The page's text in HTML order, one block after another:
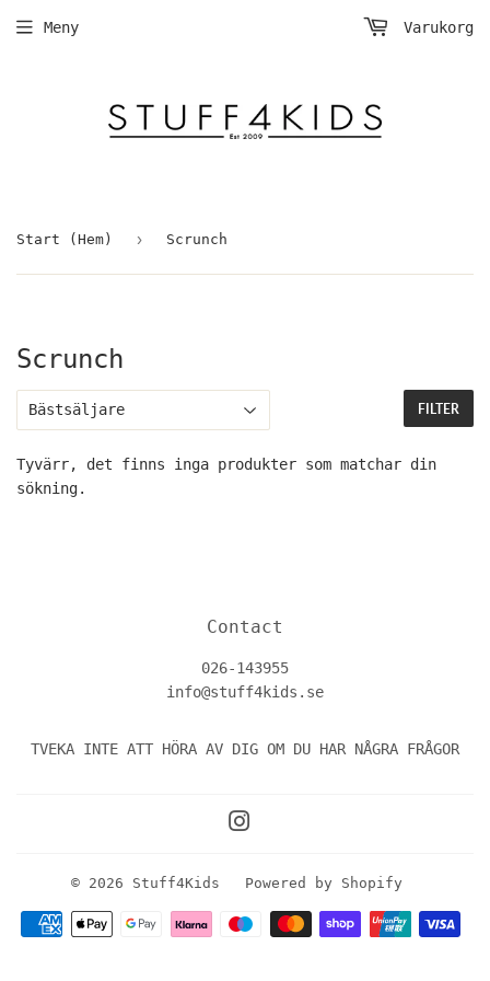
Meny Varukorg
Start (Hem) › Scrunch
Scrunch
FILTER
Tyvärr, det finns inga produkter som matchar din
sökning.
Contact
026-143955
info@stuff4kids.se
TVEKA INTE ATT HÖRA AV DIG OM DU HAR NÅGRA FRÅGOR
© 2026 Stuff4Kids Powered by Shopify
Betalningsikoner